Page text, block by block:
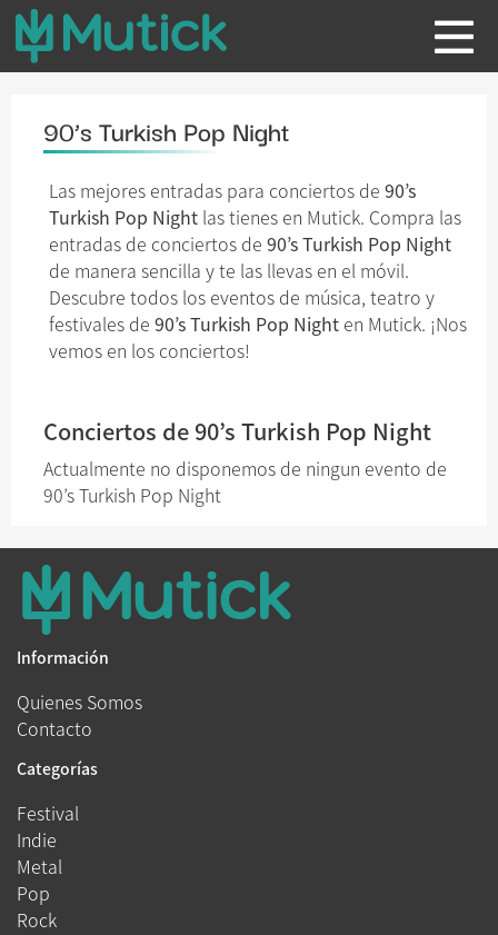
90’s Turkish Pop Night
Las mejores entradas para conciertos de 90’s
Turkish Pop Night las tienes en Mutick. Compra las
entradas de conciertos de 90’s Turkish Pop Night
de manera sencilla y te las llevas en el móvil.
Descubre todos los eventos de música, teatro y
festivales de 90’s Turkish Pop Night en Mutick. ¡Nos
vemos en los conciertos!
Conciertos de 90’s Turkish Pop Night
Actualmente no disponemos de ningun evento de
90’s Turkish Pop Night
Información
Quienes Somos
Contacto
Categorías
Festival
Indie
Metal
Pop
Rock